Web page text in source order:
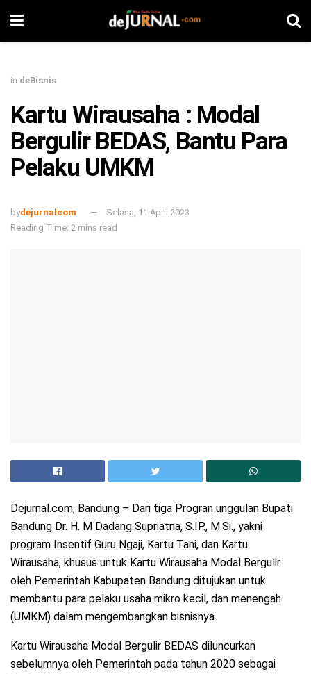
in deBisnis
Kartu Wirausaha : Modal
Bergulir BEDAS, Bantu Para
Pelaku UMKM
bydejurnalcom
Selasa, 11 April 2023
Reading Time: 2 mins read
Dejurnal.com, Bandung – Dari tiga Progran unggulan Bupati
Bandung Dr. H. M Dadang Supriatna, S.IP., M.Si., yakni
program Insentif Guru Ngaji, Kartu Tani, dan Kartu
Wirausaha, khusus untuk Kartu Wirausaha Modal Bergulir
oleh Pemerintah Kabupaten Bandung ditujukan untuk
membantu para pelaku usaha mikro kecil, dan menengah
(UMKM) dalam mengembangkan bisnisnya.
Kartu Wirausaha Modal Bergulir BEDAS diluncurkan
sebelumnya oleh Pemerintah pada tahun 2020 sebagai